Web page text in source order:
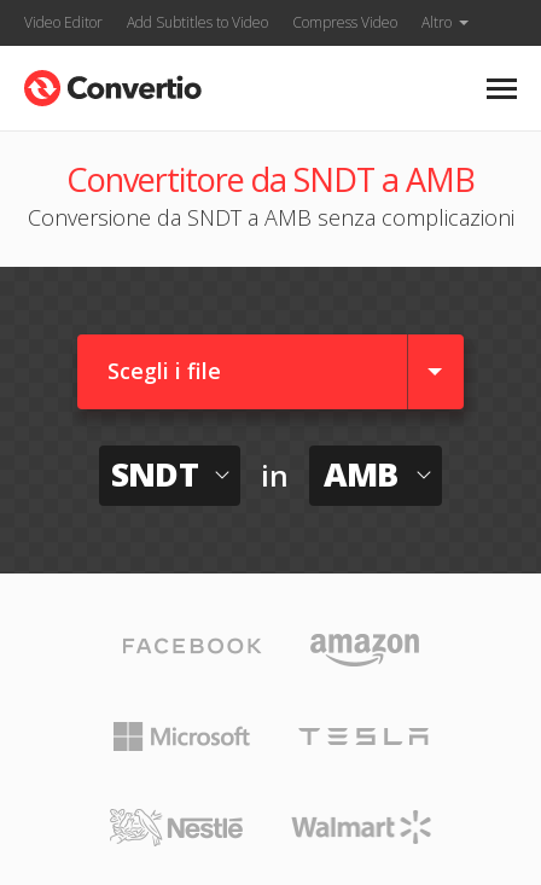
Video Editor Add Subtitles to Video Compress Video Altro
Convertitore da SNDT a AMB
Conversione da SNDT a AMB senza complicazioni
Scegli i file
SNDT in AMB